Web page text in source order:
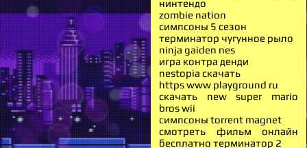
нинтендо
zombie nation
симпсоны 5 сезон
терминатор чугунное рыло
ninja gaiden nes
игра контра денди
nestopia скачать
https www playground ru
скачать new super mario
bros wii
симпсоны torrent magnet
смотреть фильм онлайн
бесплатно терминатор 2